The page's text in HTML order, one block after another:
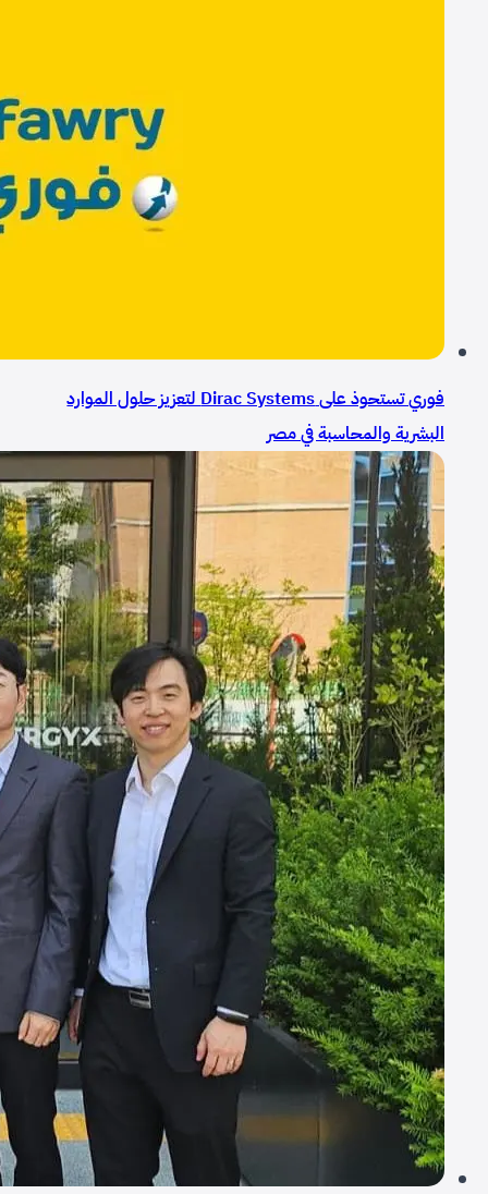
فوري تستحوذ على Dirac Systems لتعزيز حلول الموارد
البشرية والمحاسبة في مصر